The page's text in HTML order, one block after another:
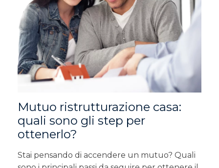
Mutuo ristrutturazione casa:
quali sono gli step per
ottenerlo?
Stai pensando di accendere un mutuo? Quali